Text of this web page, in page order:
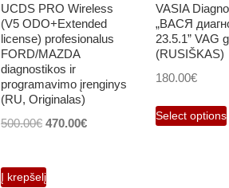
UCDS PRO Wireless
(V5 ODO+Extended
license) profesionalus
FORD/MAZDA
diagnostikos ir
programavimo įrenginys
(RU, Originalas)
500.00€ Original
was:
470.00€Current
Į krepšelį
VASIA
„ВАСЯ
23.5.1” VAG
(RUSIŠKAS)
180.00€
Select options